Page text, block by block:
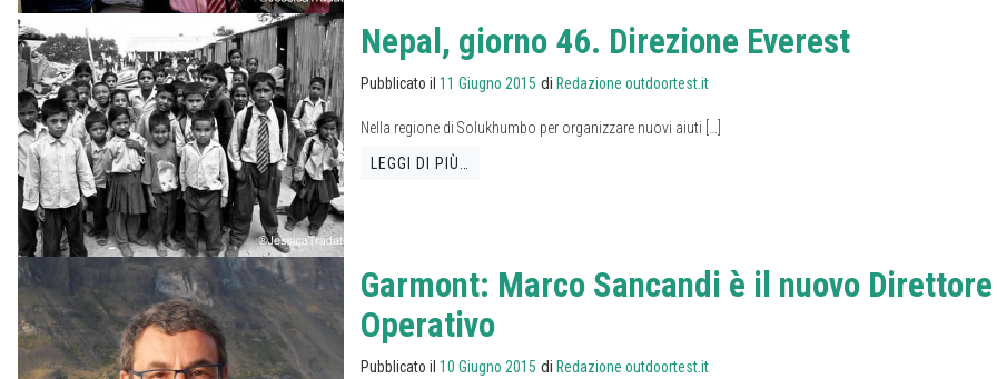
Nepal, giorno 46. Direzione Everest
Pubblicato il 11 Giugno 2015 di Redazione outdoortest.it
Nella regione di Solukhumbo per organizzare nuovi aiuti […]
LEGGI DI PIÙ…
Garmont: Marco Sancandi è il nuovo Direttore
Operativo
Pubblicato il 10 Giugno 2015 di Redazione outdoortest.it